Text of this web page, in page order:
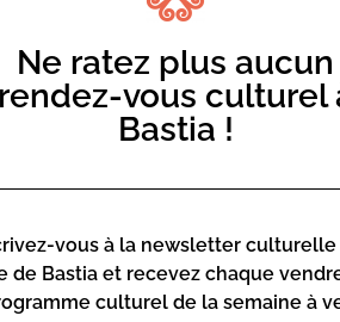
Ne ratez plus aucun
rendez-vous culturel
Bastia !
vous à la newsletter culturelle
de Bastia et recevez chaque
culturel de la semaine à